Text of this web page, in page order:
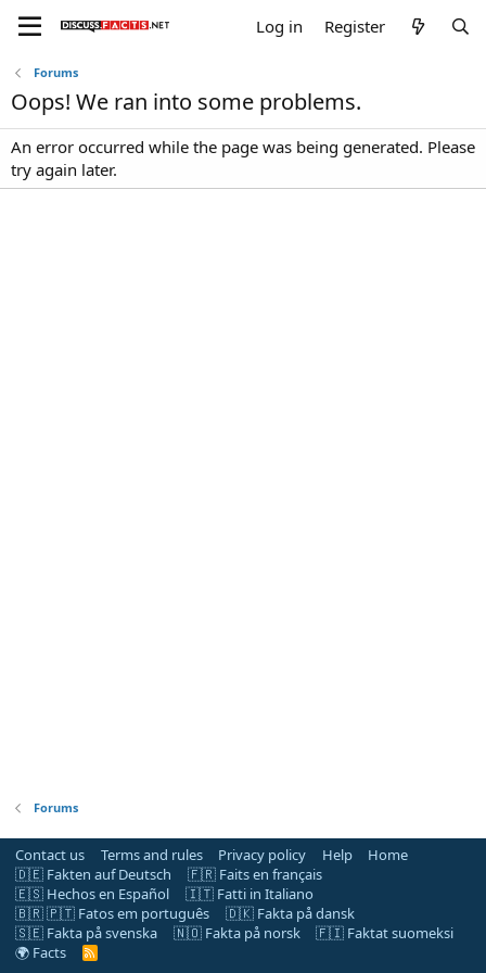
Log in Register
Forums
Oops! We ran into some problems.
An error occurred while the page was being generated. Please
try again later.
Forums
Contact us Terms and rules Privacy policy Help
Home
🇩🇪 Fakten auf Deutsch
🇫🇷 Faits en français
🇪🇸 Hechos en Español
🇮🇹 Fatti in Italiano
🇧🇷 🇵🇹 Fatos em português
🇩🇰 Fakta på dansk
🇸🇪 Fakta på svenska
🇳🇴 Fakta på norsk
🇫🇮 Faktat suomeksi
🌍 Facts
R